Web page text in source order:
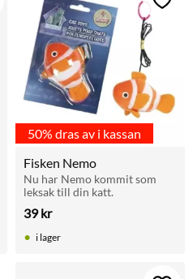
till i favoriter
50% dras av i kassan
Fisken Nemo
Nu har Nemo kommit som
leksak till din katt.
39kr
Lägg
i lager